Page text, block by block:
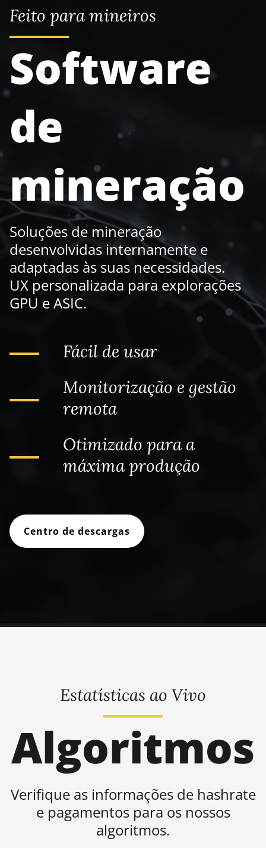
Feito para mineiros
Software
de
mineração
Soluções de mineração
desenvolvidas internamente e
adaptadas às suas necessidades.
UX personalizada para explorações
GPU e ASIC.
Fácil de usar
Monitorização e gestão
remota
Otimizado para a
máxima produção
Centro de descargas
Estatísticas ao Vivo
Algoritmos
Verifique as informações de hashrate
e pagamentos para os nossos
algoritmos.